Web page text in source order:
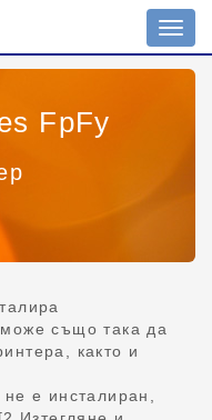
на
FpFy
също така да
както и
е инсталиран,